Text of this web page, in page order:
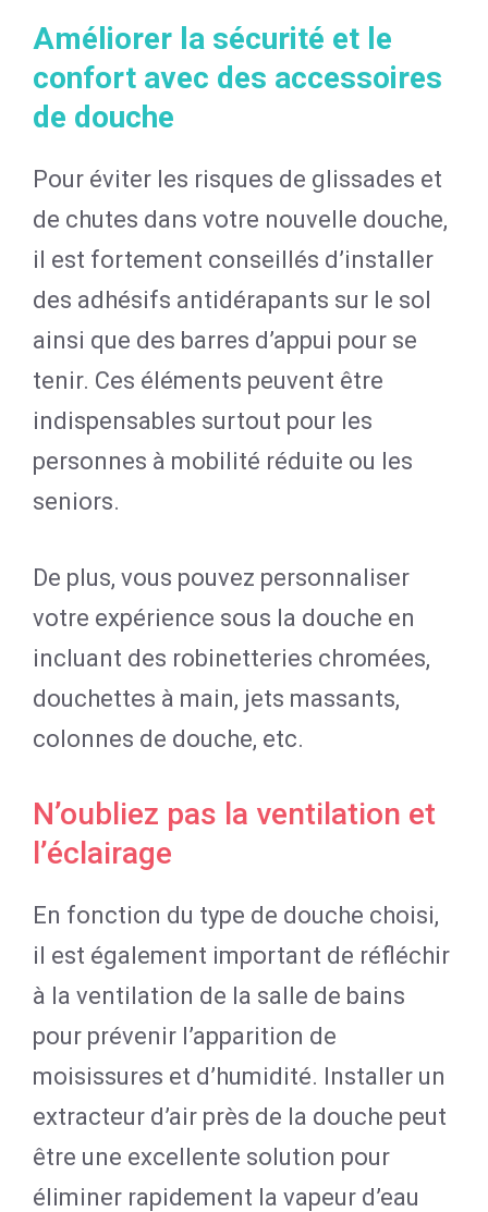
Améliorer la sécurité et le
confort avec des accessoires
de douche
Pour éviter les risques de glissades et
de chutes dans votre nouvelle douche,
il est fortement conseillés d’installer
des adhésifs antidérapants sur le sol
ainsi que des barres d’appui pour se
tenir. Ces éléments peuvent être
indispensables surtout pour les
personnes à mobilité réduite ou les
seniors.
De plus, vous pouvez personnaliser
votre expérience sous la douche en
incluant des robinetteries chromées,
douchettes à main, jets massants,
colonnes de douche, etc.
N’oubliez pas la ventilation et
l’éclairage
En fonction du type de douche choisi,
il est également important de réfléchir
à la ventilation de la salle de bains
pour prévenir l’apparition de
moisissures et d’humidité. Installer un
extracteur d’air près de la douche peut
être une excellente solution pour
éliminer rapidement la vapeur d’eau